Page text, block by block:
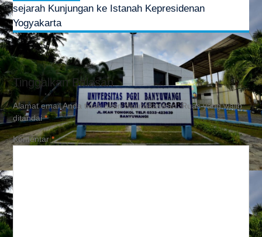
sejarah Kunjungan ke Istanah Kepresidenan
Yogyakarta
Tinggalkan Balasan
Alamat email Anda tidak akan dipublikasikan. Ruas yang wajib
ditandai*
Komentar*